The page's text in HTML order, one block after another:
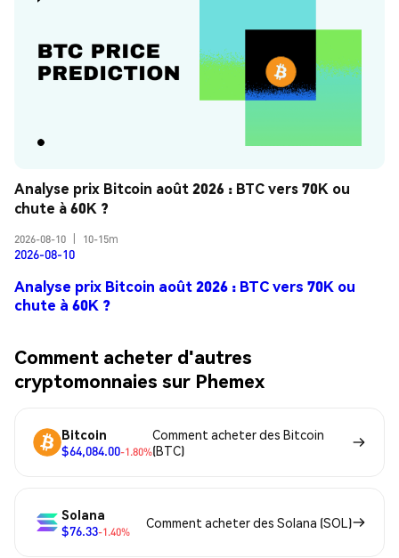
Analyse prix Bitcoin août 2026 : BTC vers 70K ou
chute à 60K ?
2026-08-10 10-15m
2026-08-10
Analyse prix Bitcoin août 2026 : BTC vers 70K ou
chute à 60K ?
Comment acheter d'autres
cryptomonnaies sur Phemex
Bitcoin
$64,084.00-1.80%
Comment acheter des Bitcoin
(BTC)
Solana
$76.33-1.40%
Comment acheter des Solana (SOL)